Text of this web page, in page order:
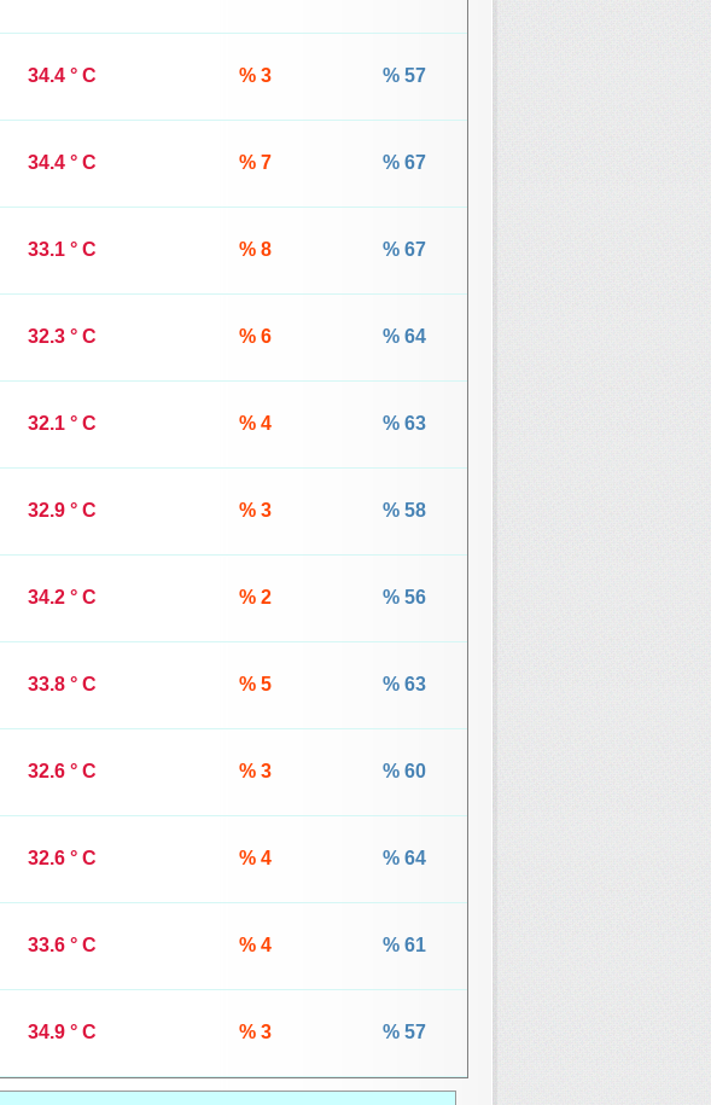
34.4 ° C % 3 % 57
34.4 ° C % 7 % 67
33.1 ° C % 8 % 67
32.3 ° C % 6 % 64
32.1 ° C % 4 % 63
32.9 ° C % 3 % 58
34.2 ° C % 2 % 56
33.8 ° C % 5 % 63
32.6 ° C % 3 % 60
32.6 ° C % 4 % 64
33.6 ° C % 4 % 61
34.9 ° C % 3 % 57